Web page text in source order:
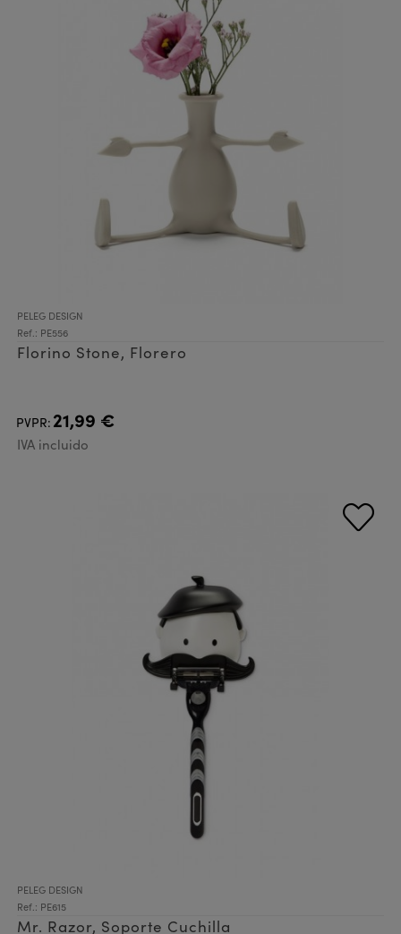
PELEG DESIGN
Ref.: PE556
Florino Stone, Florero
PVPR: 21,99 €
IVA incluido
PELEG DESIGN
Ref.: PE615
Mr. Razor, Soporte Cuchilla